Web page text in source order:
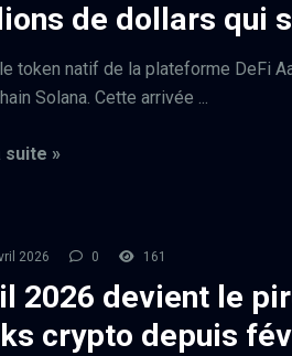
de dollars qui
le token natif de la plateforme DeFi
Solana. Cette arrivée ...
suite »
2026 0 161
2026 devient le
crypto depuis